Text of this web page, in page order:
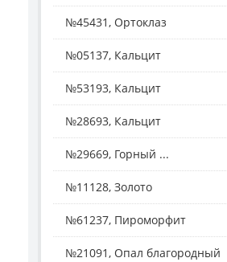
№45431, Ортоклаз
№05137, Кальцит
№53193, Кальцит
№28693, Кальцит
№29669, Горный ...
№11128, Золото
№61237, Пироморфит
№21091, Опал благородный